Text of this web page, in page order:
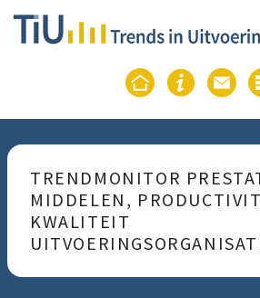
TRENDMONITOR
MIDDELEN,
KWALITEIT